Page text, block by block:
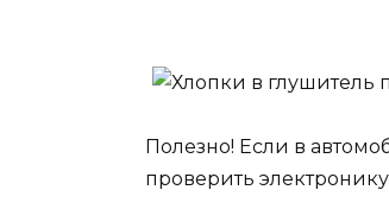
Полезно! Если в
проверить